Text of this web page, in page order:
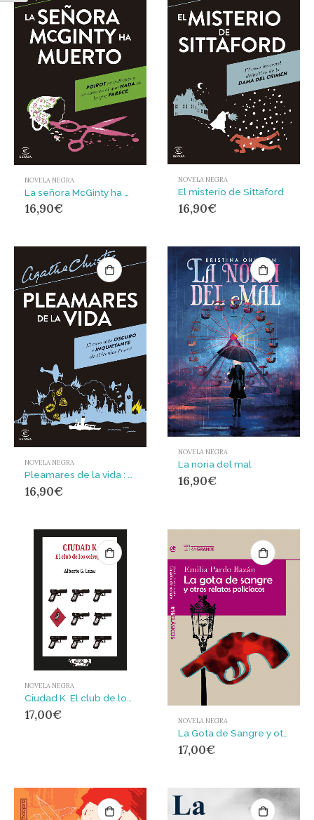
NOVELA NEGRA
16,90€
NOVELA NEGRA
El misterio de Sittaford
16,90€
NOVELA NEGRA
16,90€
NOVELA NEGRA
La noria del mal
16,90€
NOVELA NEGRA
Ciudad K. El club de los salvajes
17,00€ NOVELA NEGRA
17,00€